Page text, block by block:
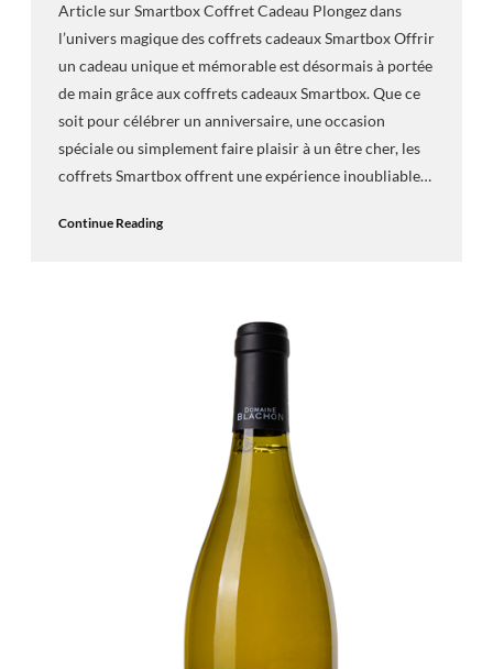
Article sur Smartbox Coffret Cadeau Plongez dans
l’univers magique des coffrets cadeaux Smartbox Offrir
un cadeau unique et mémorable est désormais à portée
de main grâce aux coffrets cadeaux Smartbox. Que ce
soit pour célébrer un anniversaire, une occasion
spéciale ou simplement faire plaisir à un être cher, les
coffrets Smartbox offrent une expérience inoubliable…
Continue Reading